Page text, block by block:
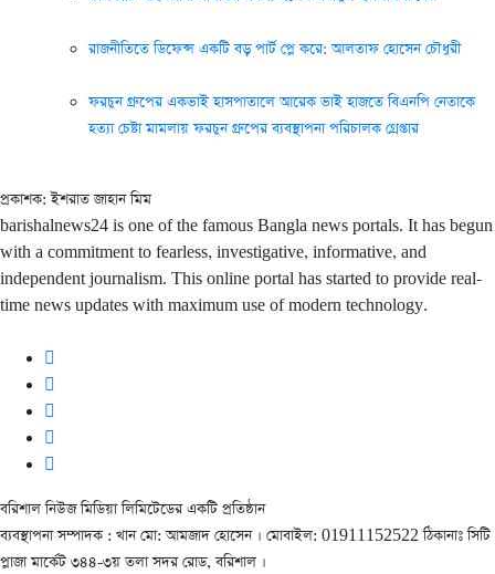
রাজনীতিতে ডিফেন্স একটি বড় পার্ট প্লে করে: আলতাফ হোসেন চৌধুরী
ফরচুন গ্রুপের একভাই হাসপাতালে আরেক ভাই হাজতে বিএনপি নেতাকে
হত্যা চেষ্টা মামলায় ফরচুন গ্রুপের ব্যবস্থাপনা পরিচালক গ্রেপ্তার
প্রকাশক: ইশরাত জাহান মিম
barishalnews24 is one of the famous Bangla news portals. It has begun
with a commitment to fearless, investigative, informative, and
independent journalism. This online portal has started to provide real-
time news updates with maximum use of modern technology.
বরিশাল নিউজ মিডিয়া লিমিটেডের একটি প্রতিষ্ঠান
ব্যবস্থাপনা সম্পাদক : খান মো: আমজাদ হোসেন । মোবাইল: 01911152522 ঠিকানাঃ সিটি
প্লাজা মার্কেট ৩৪৪-৩য় তলা সদর রোড, বরিশাল ।